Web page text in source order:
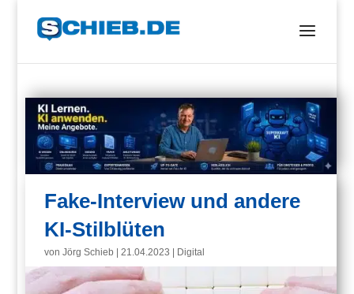
Fake-Interview und andere
KI-Stilblüten
vonJörg Schieb |21.04.2023 Digital